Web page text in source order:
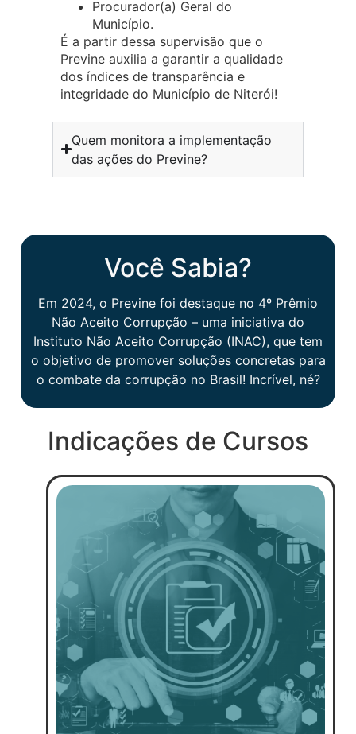
Procurador(a) Geral do
Município.
É a partir dessa supervisão que o
Previne auxilia a garantir a qualidade
dos índices de transparência e
integridade do Município de Niterói!
Quem monitora a implementação
das ações do Previne?
Você Sabia?
Em 2024, o Previne foi destaque no 4º Prêmio
Não Aceito Corrupção – uma iniciativa do
Instituto Não Aceito Corrupção (INAC), que tem
o objetivo de promover soluções concretas para
o combate da corrupção no Brasil! Incrível, né?
Indicações de Cursos